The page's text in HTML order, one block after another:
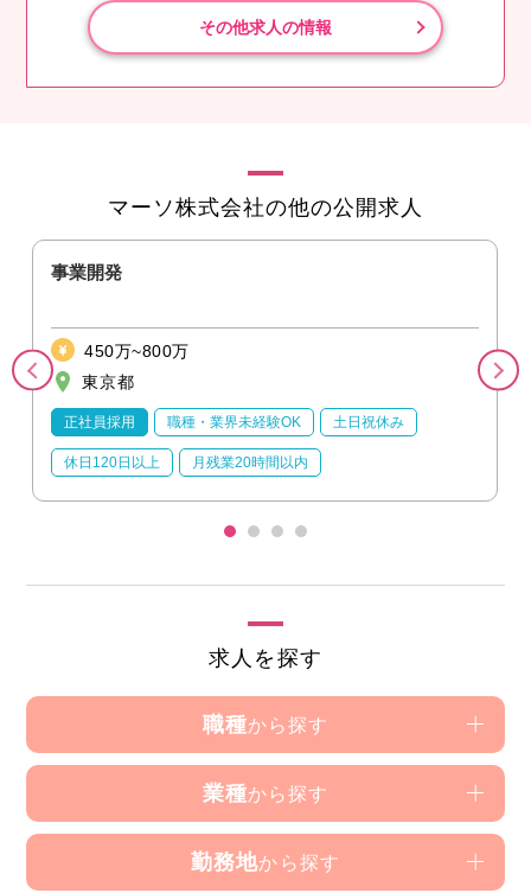
その他求人の情報
マーソ株式会社の他の公開求人
事業開発
450万~800万
東京都
正社員採用 職種・業界未経験OK 土日祝休み
休日120日以上 月残業20時間以内
求人を探す
職種から探す
業種から探す
勤務地から探す